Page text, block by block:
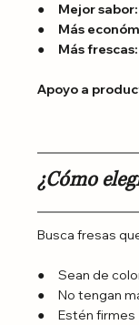
● Mejor sabor:
● Más
● Más frescas:
Apoyo a
¿Cómo
Busca fresas
●     Sean de
●     No tengan
●     Estén firmes